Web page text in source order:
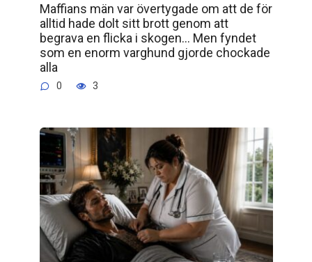
Maffians män var övertygade om att de för
alltid hade dolt sitt brott genom att
begrava en flicka i skogen… Men fyndet
som en enorm varghund gjorde chockade
alla
0 3